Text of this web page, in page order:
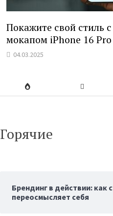
Покажите свой стиль
мокапом iPhone 16 Pro
04.03.2025
Горячие
Брендинг в действии: как
переосмысляет себя